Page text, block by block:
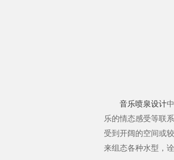
音乐喷泉设计
乐的情态感受等联
受到开阔的空间或
来组态各种水型，